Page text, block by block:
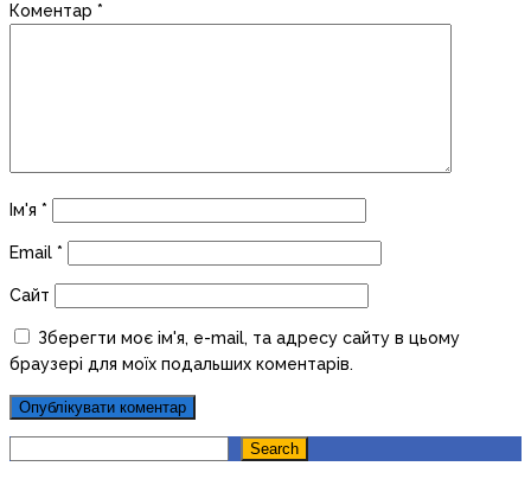
Коментар *
Ім'я *
Email *
Сайт
Зберегти моє ім'я, e-mail, та адресу сайту в цьому
браузері для моїх подальших коментарів.
Search